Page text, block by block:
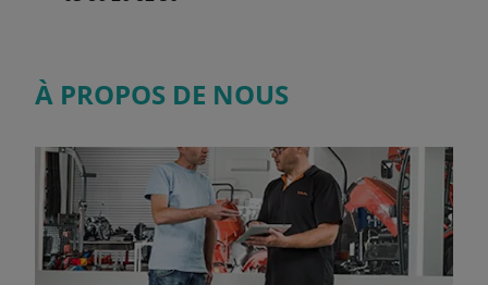
À PROPOS DE NOUS